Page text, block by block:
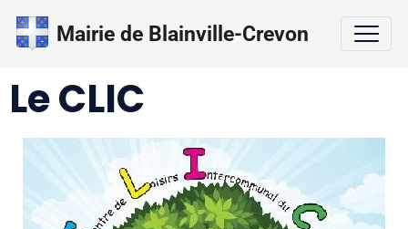
Mairie de Blainville-Crevon
Le CLIC